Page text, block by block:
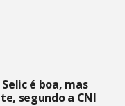
é boa, mas
segundo a CNI